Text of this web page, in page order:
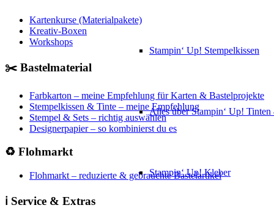
Stampin‘ Up! Stempelkissen
Alles über Stampin‘ Up!
Stampin‘ Up! Kleber
Kartenkurse (Materialpakete)
Kreativ-Boxen
Workshops
✂️ Bastelmaterial
Farbkarton – meine Empfehlung für Karten & Bastelprojekte
Stempelkissen & Tinte – meine Empfehlung
Stempel & Sets – richtig auswählen
Designerpapier – so kombinierst du es
♻️ Flohmarkt
Flohmarkt – reduzierte & gebrauchte Bastelartikel
ℹ️ Service & Extras